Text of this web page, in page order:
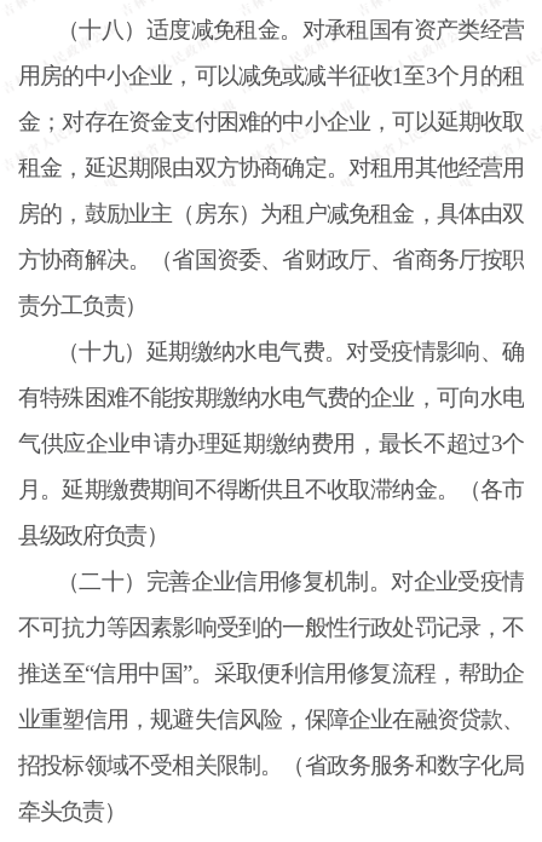
（十八）适度减免租金。对承租国有资产类经营
用房的中小企业，可以减免或减半征收1至3个月的租
金；对存在资金支付困难的中小企业，可以延期收取
租金，延迟期限由双方协商确定。对租用其他经营用
房的，鼓励业主（房东）为租户减免租金，具体由双
方协商解决。（省国资委、省财政厅、省商务厅按职
责分工负责）
（十九）延期缴纳水电气费。对受疫情影响、确
有特殊困难不能按期缴纳水电气费的企业，可向水电
气供应企业申请办理延期缴纳费用，最长不超过3个
月。延期缴费期间不得断供且不收取滞纳金。（各市
县级政府负责）
（二十）完善企业信用修复机制。对企业受疫情
不可抗力等因素影响受到的一般性行政处罚记录，不
推送至“信用中国”。采取便利信用修复流程，帮助企
业重塑信用，规避失信风险，保障企业在融资贷款、
招投标领域不受相关限制。（省政务服务和数字化局
牵头负责）